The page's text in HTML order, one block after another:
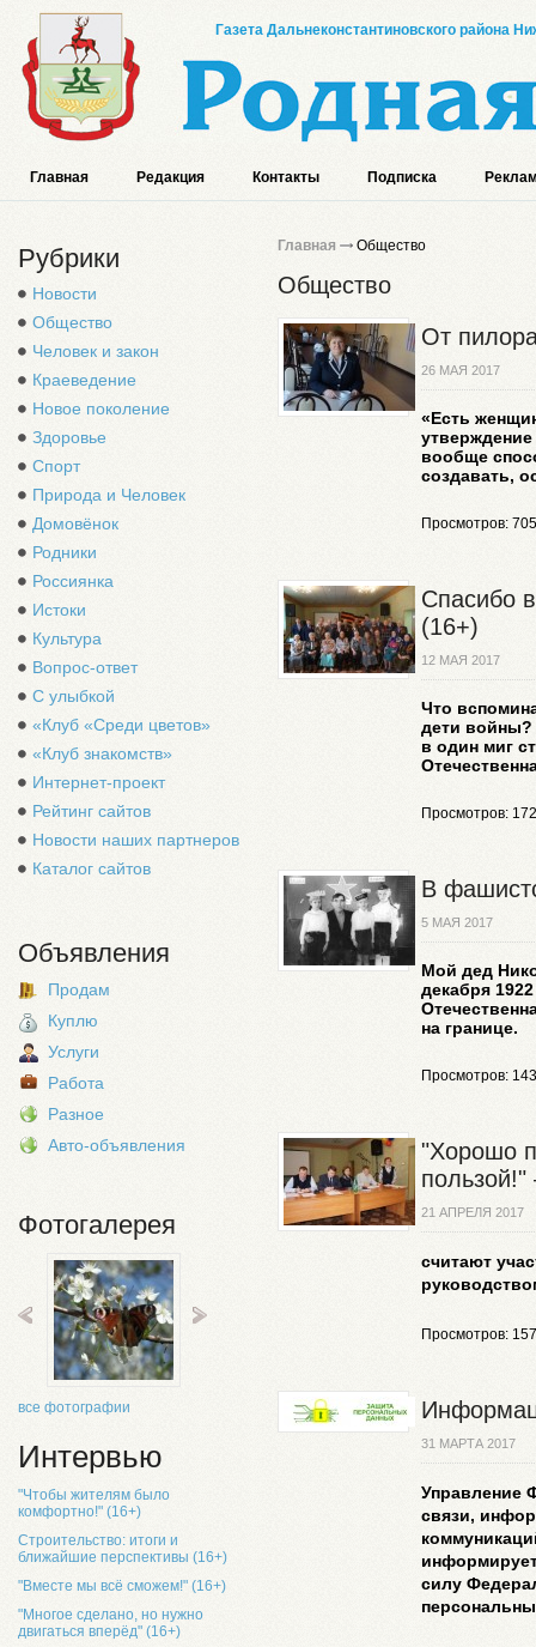
Газета Дальнеконстантиновского района
Главная Редакция Контакты Подписка
Рубрики
Новости
Общество
Человек и закон
Краеведение
Новое поколение
Здоровье
Спорт
Природа и Человек
Домовёнок
Родники
Россиянка
Истоки
Культура
Вопрос-ответ
С улыбкой
«Клуб «Среди цветов»
«Клуб знакомств»
Интернет-проект
Рейтинг сайтов
Новости наших партнеров
Каталог сайтов
Объявления
Продам
Куплю
Услуги
Работа
Разное
Авто-объявления
Фотогалерея
все фотографии
Интервью
"Чтобы жителям было
комфортно!" (16+)
Строительство: итоги и
ближайшие перспективы (16+)
"Вместе мы всё сможем!" (16+)
"Многое сделано, но нужно
двигаться вперёд" (16+)
Главная Общество
Общество
От
26 МАЯ 2017
«Есть
вообще
создавать,
Просмотров:
Спасибо
(16+)
12 МАЯ 2017
Что
дети
в один миг
Просмотров:
В
5 МАЯ 2017
Мой дед
декабря
на границе.
Просмотров:
"Хорошо
пользой!"
21 АПРЕЛЯ 2017
считают
Просмотров:
31 МАРТА 2017
Управление
связи,
силу